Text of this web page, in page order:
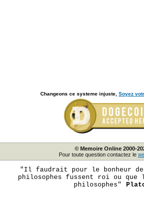
Changeons ce systeme injuste, Soyez
© Memoire Online 2000-
Pour toute question contactez le
"Il faudrait pour le bonheur
philosophes fussent roi ou
philosophes"